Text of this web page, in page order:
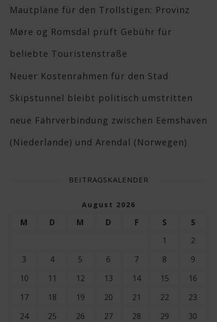
Mautpläne für den Trollstigen: Provinz
Møre og Romsdal prüft Gebühr für
beliebte Touristenstraße
Neuer Kostenrahmen für den Stad
Skipstunnel bleibt politisch umstritten
neue Fährverbindung zwischen Eemshaven
(Niederlande) und Arendal (Norwegen)
BEITRAGSKALENDER
August 2026
M D M D F S
S
1
2
3
4 5 6 7 8
9
10
11 12 13 14 15
16
17
18 19 20 21 22
23
24
25 26 27 28 29
30